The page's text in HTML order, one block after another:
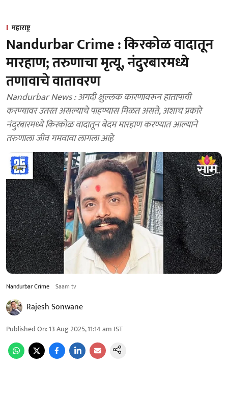
महाराष्ट्र
Nandurbar Crime : किरकोळ वादातून
मारहाण; तरुणाचा मृत्यू, नंदुरबारमध्ये
तणावाचे वातावरण
Nandurbar News : अगदी क्षुल्लक कारणावरून हातापायी
करण्यावर उतरत असल्याचे पाहण्यास मिळत असते, अशाच प्रकारे
नंदुरबारमध्ये किरकोळ वादातून बेदम मारहाण करण्यात आल्याने
तरुणाला जीव गमवावा लागला आहे
Nandurbar Crime Saam tv
Rajesh Sonwane
Published On:13 Aug 2025, 11:14 am IST